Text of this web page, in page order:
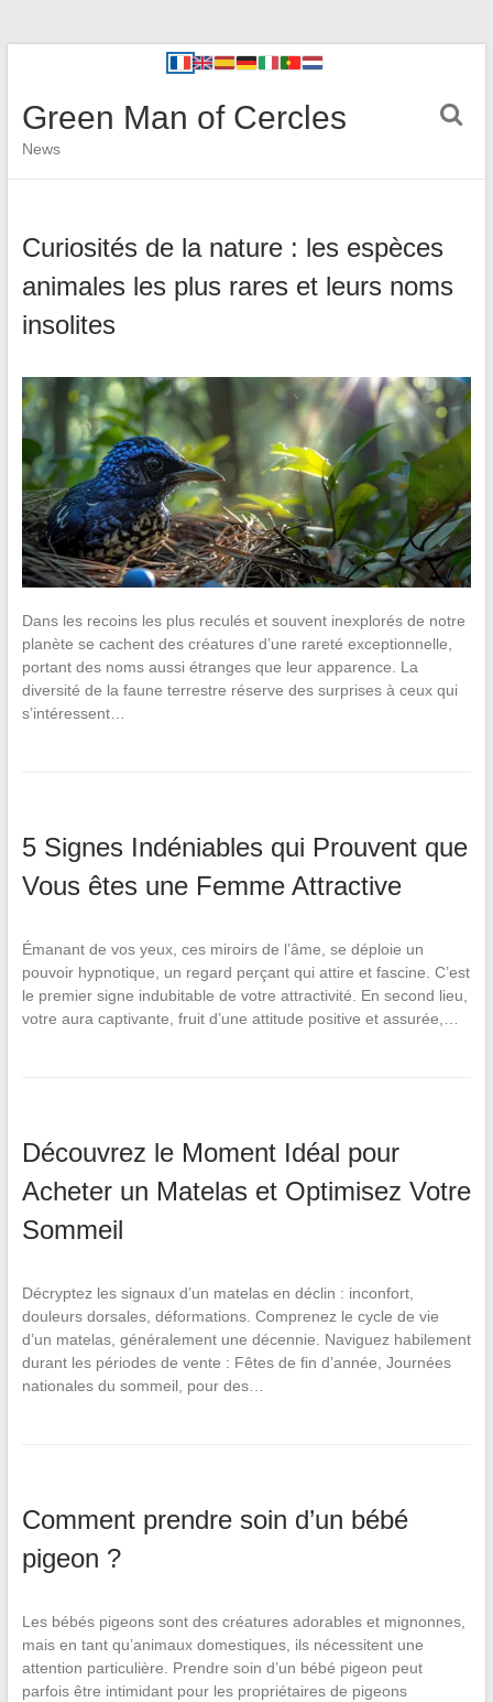
Green Man of Cercles
News
Curiosités de la nature : les espèces
animales les plus rares et leurs noms
insolites
Dans les recoins les plus reculés et souvent inexplorés de notre
planète se cachent des créatures d’une rareté exceptionnelle,
portant des noms aussi étranges que leur apparence. La
diversité de la faune terrestre réserve des surprises à ceux qui
s’intéressent…
5 Signes Indéniables qui Prouvent que
Vous êtes une Femme Attractive
Émanant de vos yeux, ces miroirs de l’âme, se déploie un
pouvoir hypnotique, un regard perçant qui attire et fascine. C’est
le premier signe indubitable de votre attractivité. En second lieu,
votre aura captivante, fruit d’une attitude positive et assurée,…
Découvrez le Moment Idéal pour
Acheter un Matelas et Optimisez Votre
Sommeil
Décryptez les signaux d’un matelas en déclin : inconfort,
douleurs dorsales, déformations. Comprenez le cycle de vie
d’un matelas, généralement une décennie. Naviguez habilement
durant les périodes de vente : Fêtes de fin d’année, Journées
nationales du sommeil, pour des…
Comment prendre soin d’un bébé
pigeon ?
Les bébés pigeons sont des créatures adorables et mignonnes,
mais en tant qu’animaux domestiques, ils nécessitent une
attention particulière. Prendre soin d’un bébé pigeon peut
parfois être intimidant pour les propriétaires de pigeons